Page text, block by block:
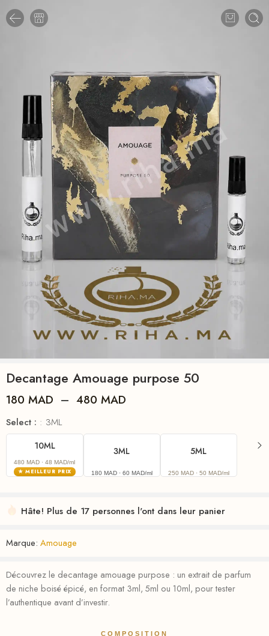
Decantage Amouage purpose 50
180 MAD – 480 MAD
Select : 3ML
10ML
480 MAD · 48 MAD/ml
★ MEILLEUR PRIX
3ML
180 MAD· 60 MAD/ml
5ML
250 MAD· 50 MAD/ml
Hâte! Plus de 17 personnes l'ont dans leur panier
Marque: Amouage
Découvrez le decantage amouage purpose : un extrait de parfum
de niche boisé épicé, en format 3ml, 5ml ou 10ml, pour tester
l’authentique avant d’investir.
COMPOSITION